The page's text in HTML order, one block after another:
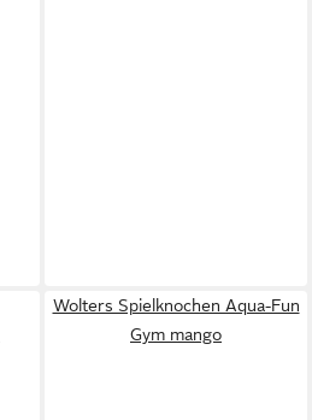
Wolters Spielknochen Aqua-Fun
Gym mango